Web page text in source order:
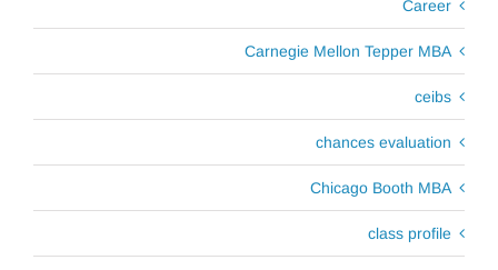
Career
Carnegie Mellon Tepper MBA
ceibs
chances evaluation
Chicago Booth MBA
class profile